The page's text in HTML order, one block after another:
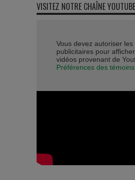
VISITEZ NOTRE CHAÎNE
Vous devez autoriser les
publicitaires pour
vidéos provenant de
Préférences des témoins